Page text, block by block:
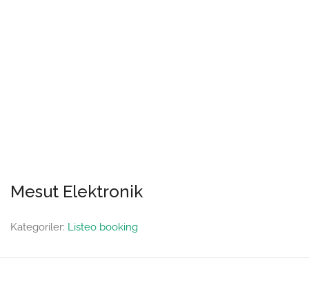
Mesut Elektronik
Kategoriler: Listeo booking